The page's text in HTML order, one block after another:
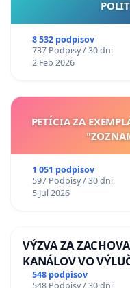
8 532 podpisov
737 Podpisy / 30 dni
2 Feb 2026
PETÍCIA ZA
1 051 podpisov
597 Podpisy / 30 dni
5 Jul 2026
VÝZVA ZA
KANÁLOV VO
KONTROLOU
548 podpisov